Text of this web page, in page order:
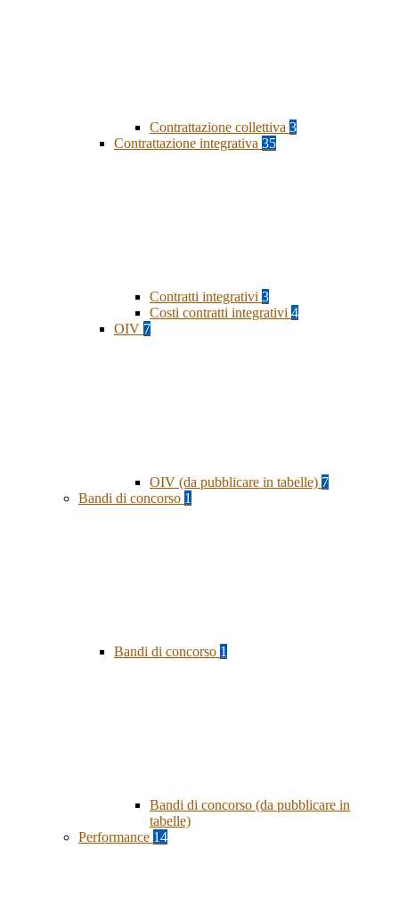
Contrattazione collettiva 3
Contrattazione integrativa 35
Contratti integrativi 3
Costi contratti integrativi 4
OIV 7
OIV (da pubblicare in tabelle) 7
Bandi di concorso 1
Bandi di concorso 1
Bandi di concorso (da pubblicare in
tabelle)
Performance 14